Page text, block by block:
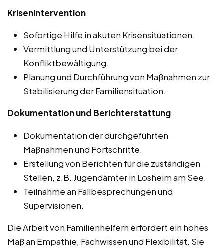
Krisenintervention:
Sofortige Hilfe in akuten Krisensituationen.
Vermittlung und Unterstützung bei der
Konfliktbewältigung.
Planung und Durchführung von Maßnahmen zur
Stabilisierung der Familiensituation.
Dokumentation und Berichterstattung:
Dokumentation der durchgeführten
Maßnahmen und Fortschritte.
Erstellung von Berichten für die zuständigen
Stellen, z.B. Jugendämter in Losheim am See.
Teilnahme an Fallbesprechungen und
Supervisionen.
Die Arbeit von Familienhelfern erfordert ein hohes
Maß an Empathie, Fachwissen und Flexibilität. Sie